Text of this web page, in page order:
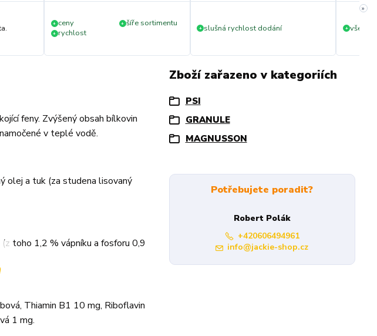
+ ceny + šíře sortimentu
+ rychlost + slušná rychlost dodání + vše v
»
feny. Zvýšený obsah bílkovin
v teplé vodě.
olej a tuk (za studena lisovaný
toho 1,2 % vápníku a fosforu 0,9
Thiamin B1 10 mg, Riboflavin
1 mg.
Zboží zařazeno v kategoriích
PSI
GRANULE
MAGNUSSON
Potřebujete poradit?
Robert Polák
+420606494961
info@jackie-shop.cz